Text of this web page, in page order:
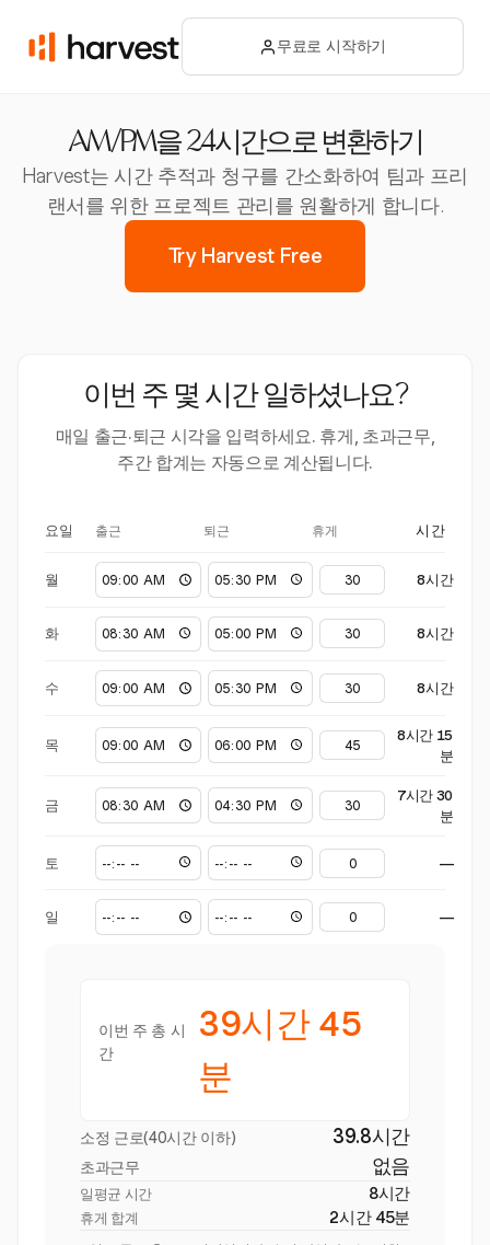
무료로 시작하기
AM/PM을 24시간으로 변환하기
Harvest는 시간 추적과 청구를 간소화하여 팀과 프리
랜서를 위한 프로젝트 관리를 원활하게 합니다.
Try Harvest Free
이번 주 몇 시간 일하셨나요?
매일 출근·퇴근 시각을 입력하세요. 휴게, 초과근무,
주간 합계는 자동으로 계산됩니다.
요일 출근 퇴근 휴게 시간
월 8시간
화 8시간
수 8시간
목
8시간 15
분
금
7시간 30
분
토 —
일 —
이번 주 총 시
간
39시간 45
분
소정 근로(40시간 이하) 39.8시간
초과근무 없음
일평균 시간 8시간
휴게 합계 2시간 45분